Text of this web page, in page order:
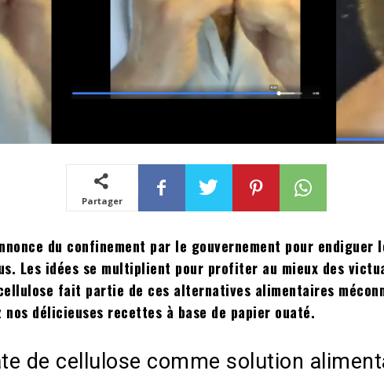
Partager
du confinement par le gouvernement pour endiguer
Les idées se multiplient pour profiter au mieux des
fait partie de ces alternatives alimentaires
nos délicieuses recettes à base de papier ouaté.
de cellulose comme solution